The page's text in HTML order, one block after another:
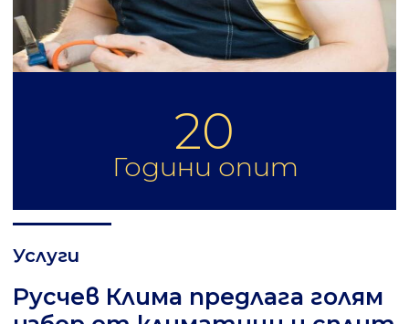
20
Години опит
Услуги
Русчев Клима предлага голям